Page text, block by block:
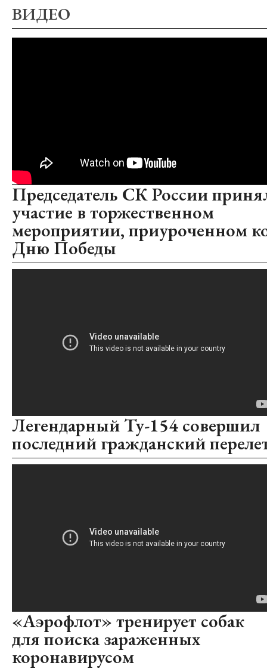
ВИДЕО
Председатель СК России
участие в торжественном
мероприятии, приуроченном
Дню Победы
Легендарный Ту-154 совершил
последний гражданский
«Аэрофлот» тренирует собак
для поиска зараженных
коронавирусом